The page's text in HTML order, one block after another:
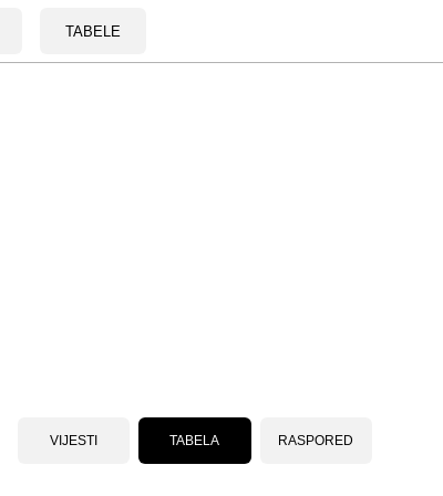
TABELE
VIJESTI TABELA RASPORED